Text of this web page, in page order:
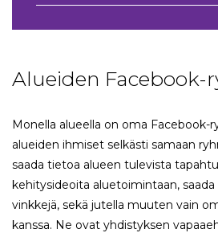
Alueiden Facebook-
Monella alueella on oma Facebook-
alueiden ihmiset selkästi samaan
saada tietoa alueen tulevista
kehitysideoita aluetoimintaan,
vinkkejä, sekä jutella muuten vain
kanssa. Ne ovat yhdistyksen